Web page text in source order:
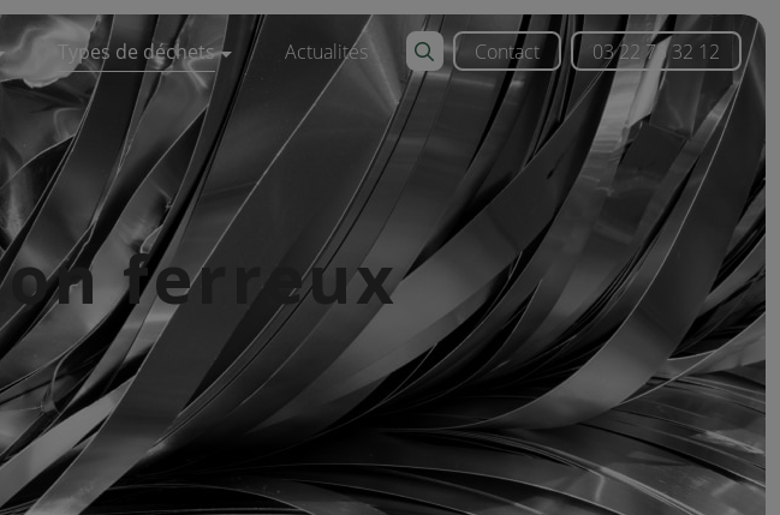
de service
de déchets non dangereux
ferraille et métaux
Types de déchets
Biodéchets
Bois
Construction / Démolition
Déchets industriels non valorisables
Déchets verts
DEEE
Encombrants
Ferrailles / Métaux non ferreux
Papiers & cartons
Plastiques
Actualités Contact 03 22 78 32 12
ferreux